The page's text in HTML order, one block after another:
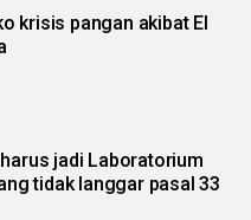
krisis pangan akibat El
jadi Laboratorium
tidak langgar pasal 33